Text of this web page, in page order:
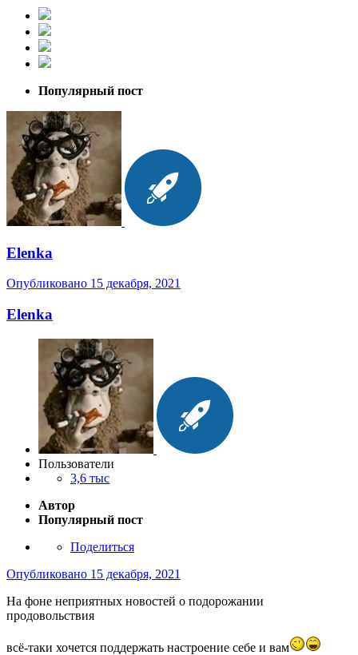
Популярный пост
Elenka
Опубликовано 15 декабря, 2021
Elenka
Пользователи
3,6 тыс
Автор
Популярный пост
Поделиться
Опубликовано 15 декабря, 2021
На фоне неприятных новостей о подорожании
продовольствия
всё-таки хочется поддержать настроение себе и вам